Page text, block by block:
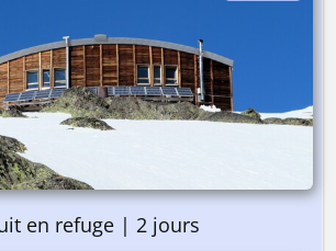
Pourquoi pas vous ? 😎
en refuge | 2 jours